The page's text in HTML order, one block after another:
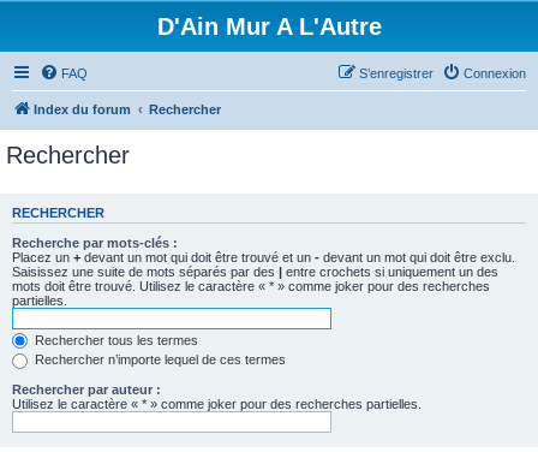
D'Ain Mur A L'Autre
FAQ Connexion
S’enregistrer
Index du forum Rechercher
Rechercher
RECHERCHER
Recherche par mots-clés :
Placez un + devant un mot qui doit être trouvé et un - devant un mot qui doit être exclu.
Saisissez une suite de mots séparés par des | entre crochets si uniquement un des
mots doit être trouvé. Utilisez le caractère « * » comme joker pour des recherches
partielles.
Rechercher tous les termes
Rechercher n’importe lequel de ces termes
Rechercher par auteur :
Utilisez le caractère « * » comme joker pour des recherches partielles.